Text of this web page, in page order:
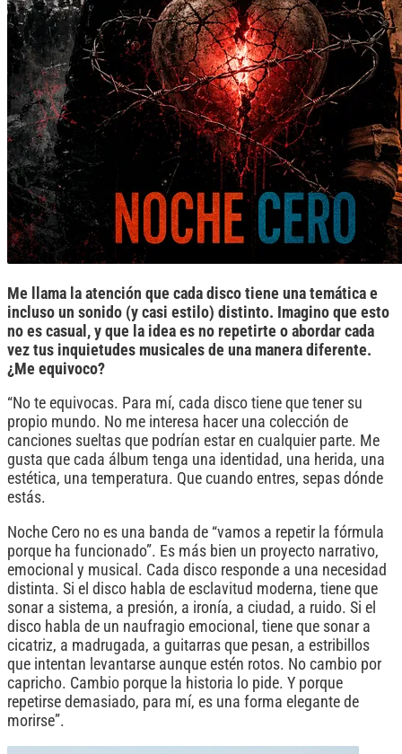
Me llama la atención que cada disco tiene una temática e
incluso un sonido (y casi estilo) distinto. Imagino que esto
no es casual, y que la idea es no repetirte o abordar cada
vez tus inquietudes musicales de una manera diferente.
¿Me equivoco?
“No te equivocas. Para mí, cada disco tiene que tener su
propio mundo. No me interesa hacer una colección de
canciones sueltas que podrían estar en cualquier parte. Me
gusta que cada álbum tenga una identidad, una herida, una
estética, una temperatura. Que cuando entres, sepas dónde
estás.
Noche Cero no es una banda de “vamos a repetir la fórmula
porque ha funcionado”. Es más bien un proyecto narrativo,
emocional y musical. Cada disco responde a una necesidad
distinta. Si el disco habla de esclavitud moderna, tiene que
sonar a sistema, a presión, a ironía, a ciudad, a ruido. Si el
disco habla de un naufragio emocional, tiene que sonar a
cicatriz, a madrugada, a guitarras que pesan, a estribillos
que intentan levantarse aunque estén rotos. No cambio por
capricho. Cambio porque la historia lo pide. Y porque
repetirse demasiado, para mí, es una forma elegante de
morirse”.